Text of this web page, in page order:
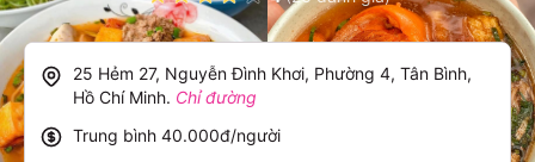
25 Hẻm 27, Nguyễn Đình Khơi, Phường 4, Tân Bình,
Hồ Chí Minh. Chỉ đường
Trung bình 40.000đ/người